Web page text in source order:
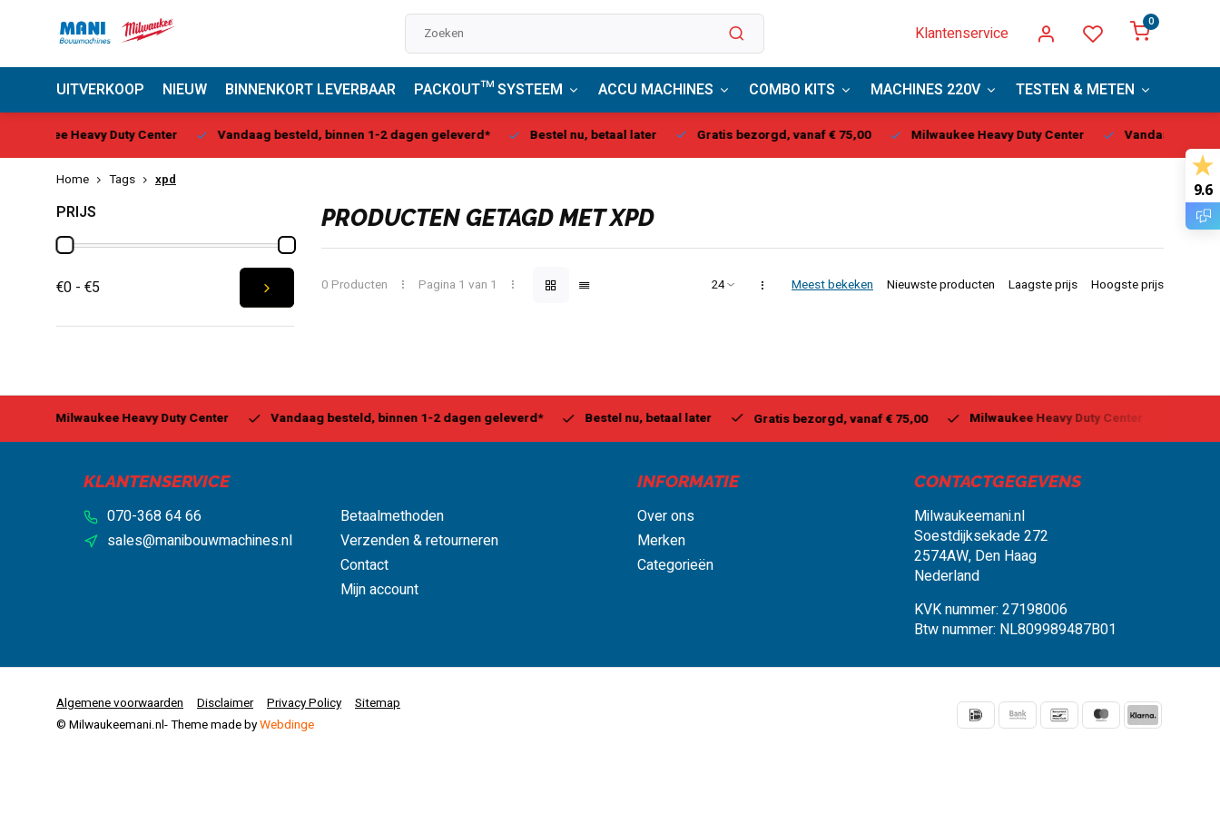
Klantenservice
0
UITVERKOOP NIEUW BINNENKORT LEVERBAAR PACKOUT™ SYSTEEM ACCU MACHINES COMBO KITS MACHINES 220V TESTEN & METEN
Vandaag besteld, binnen 1-2 dagen geleverd* Bestel nu, betaal later Gratis bezorgd, vanaf € 75,00 Milwaukee Heavy Duty Center Vandaag besteld, binnen 1-2 dagen
Home Tags xpd
PRIJS
€0 - €5
PRODUCTEN GETAGD MET XPD
0 Producten Pagina 1 van 1 Meest bekeken Nieuwste producten Laagste prijs Hoogste prijs
Vandaag besteld, binnen 1-2 dagen geleverd* Bestel nu, betaal later Gratis bezorgd, vanaf € 75,00 Milwaukee Heavy Duty Center Vandaag besteld, binnen 1-2 dagen
KLANTENSERVICE
070-368 64 66
sales@manibouwmachines.nl
Betaalmethoden
Verzenden & retourneren
Contact
Mijn account
INFORMATIE
Over ons
Merken
Categorieën
CONTACTGEGEVENS
Milwaukeemani.nl
Soestdijksekade 272
2574AW, Den Haag
Nederland
KVK nummer: 27198006
Btw nummer: NL809989487B01
Algemene voorwaarden Disclaimer Privacy Policy
Sitemap
© Milwaukeemani.nl- Theme made byWebdinge
9.6